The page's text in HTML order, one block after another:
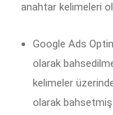
anahtar kelimeleri
Google Ads
olarak
kelimeler
olarak bahsetmiş